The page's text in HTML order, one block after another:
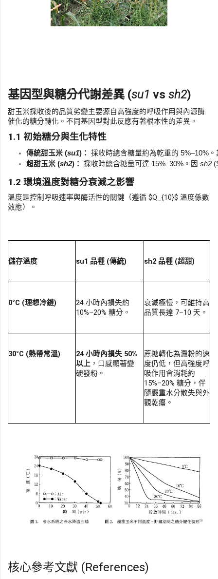
基因型與糖分代謝差異 (su1 vs sh2)
甜玉米採收後的品質劣變主要源自高強度的呼吸作用與內源酶
催化的糖分轉化。不同基因型對此反應有著根本性的差異。
1.1 初始糖分與生化特性
傳統甜玉米 (su1)：
採收時總含糖量約為乾重的 5%–10%
超甜玉米 (sh2)： 採收時總含糖量可達 15%–30%。因 sh2
1.2 環境溫度對糖分衰減之影響
溫度是控制呼吸速率與酶活性的關鍵（遵循 $Q_{10}$ 溫度係數
效應）。
儲存溫度 su1 品種 (傳統) sh2 品種 (超甜)
0°C (理想冷鏈)
24 小時內損失約
10%–20% 糖分。
衰減極慢，可維持高
品質長達 7–10 天。
30°C (熱帶常溫)
24 小時內損失 50%
以上 ，口感顯著變
硬發粉。
蔗糖轉化為澱粉的速
度仍低，但高強度呼
吸作用會消耗約
15%–20% 糖分，伴
隨嚴重水分散失與外
觀乾癟。
核心參考文獻 (References)